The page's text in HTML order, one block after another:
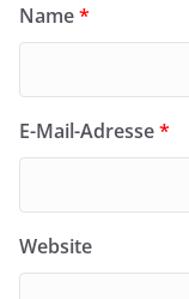
Name*
E-Mail-Adresse*
Website